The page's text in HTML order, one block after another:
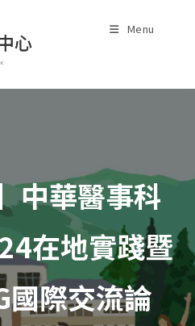
Menu
中華醫事科
在地實踐暨
國際交流論